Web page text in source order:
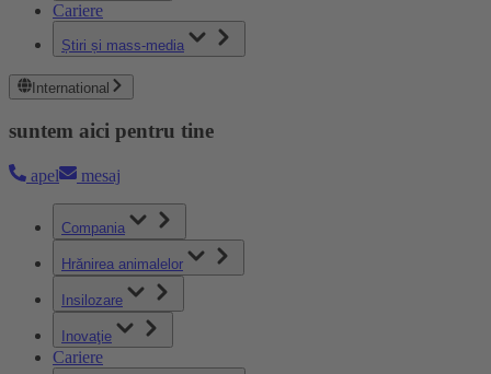
Cariere
Știri și mass-media
International
suntem aici pentru tine
apel mesaj
Compania
Hrănirea animalelor
Insilozare
Inovaţie
Cariere